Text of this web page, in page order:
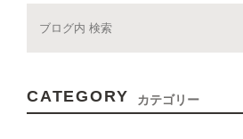
CATEGORY カテゴリー